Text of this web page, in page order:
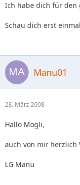
Ich habe dich für den
Schau dich erst
Manu01
28. März 2008
Hallo Mogli,
auch von mir herzlich
LG Manu